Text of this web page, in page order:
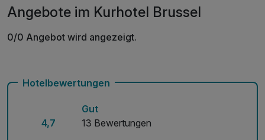
Angebote im Kurhotel Brussel
0/0 Angebot wird angezeigt.
Hotelbewertungen
4,7
Gut
13 Bewertungen